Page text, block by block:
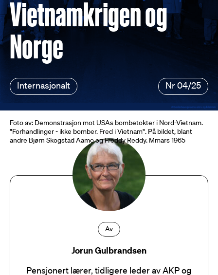
Vietnamkrigen og
Norge
Internasjonalt Nr 04/25
Foto av: Demonstrasjon mot USAs bombetokter i Nord-Vietnam.
"Forhandlinger - ikke bomber. Fred i Vietnam". På bildet, blant
andre Bjørn Skogstad Aamo og Freddy Reddy. Mmars 1965
Av
Jorun Gulbrandsen
Pensjonert lærer, tidligere leder av AKP og